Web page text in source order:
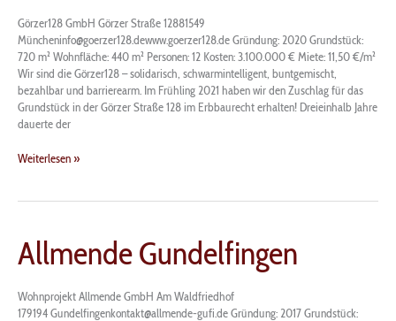
Görzer128 GmbH Görzer Straße 12881549
Müncheninfo@goerzer128.dewww.goerzer128.de Gründung: 2020 Grundstück:
720 m² Wohnfläche: 440 m² Personen: 12 Kosten: 3.100.000 € Miete: 11,50 €/m²
Wir sind die Görzer128 – solidarisch, schwarmintelligent, buntgemischt,
bezahlbar und barrierearm. Im Frühling 2021 haben wir den Zuschlag für das
Grundstück in der Görzer Straße 128 im Erbbaurecht erhalten! Dreieinhalb Jahre
dauerte der
Weiterlesen »
Allmende Gundelfingen
Wohnprojekt Allmende GmbH Am Waldfriedhof
179194 Gundelfingenkontakt@allmende-gufi.de Gründung: 2017 Grundstück:
Allmende
Gundelfingen